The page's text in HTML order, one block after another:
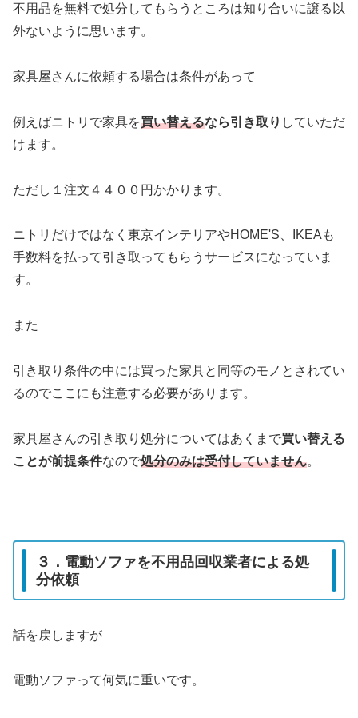
不用品を無料で処分してもらうところは知り合いに譲る以
外ないように思います。
家具屋さんに依頼する場合は条件があって
例えばニトリで家具を買い替えるなら引き取り していただ
けます。
ただし１注文４４００円かかります。
ニトリだけではなく東京インテリアやHOME'S、IKEAも
手数料を払って引き取ってもらうサービスになっていま
す。
また
引き取り条件の中には買った家具と同等のモノとされてい
るのでここにも注意する必要があります。
家具屋さんの引き取り処分についてはあくまで買い替える
ことが前提条件なので処分のみは受付していません。
３．電動ソファを不用品回収業者による処
分依頼
話を戻しますが
電動ソファって何気に重いです。